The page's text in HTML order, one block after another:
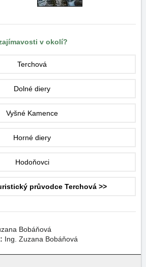
v okolí?
Terchová
Dolné diery
Vyšné Kamence
Horné diery
Hodoňovci
průvodce Terchová >>
Bobáňová
Ing. Zuzana Bobáňová